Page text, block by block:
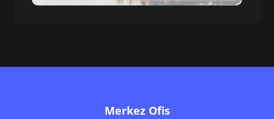
Merkez Ofis